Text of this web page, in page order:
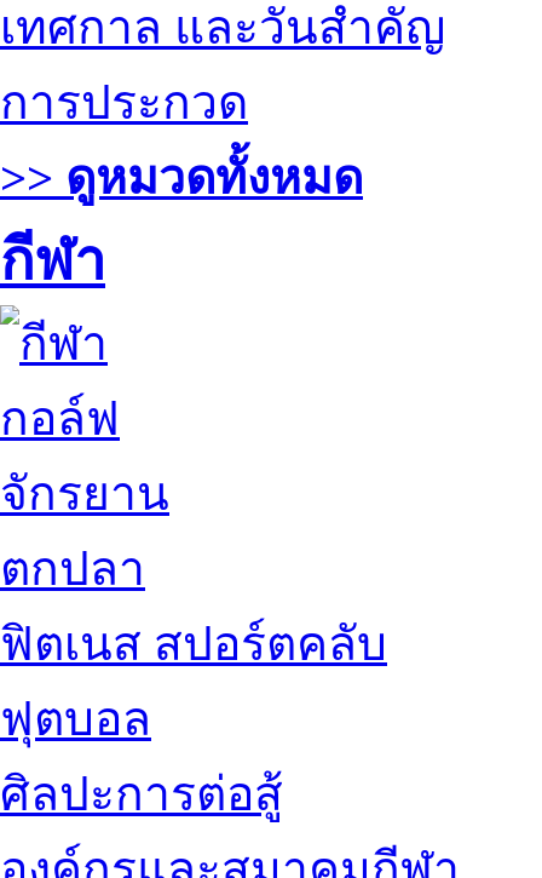
เทศกาล และวันสำคัญ
การประกวด
>> ดูหมวดทั้งหมด
กีฬา
กอล์ฟ
จักรยาน
ตกปลา
ฟิตเนส สปอร์ตคลับ
ฟุตบอล
ศิลปะการต่อสู้